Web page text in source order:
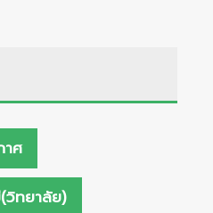
าศ
วิทยาลัย)